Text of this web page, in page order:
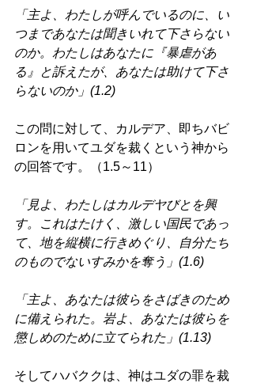
「主よ、わたしが呼んでいるのに、い
つまであなたは聞きいれて下さらない
のか。わたしはあなたに『暴虐があ
る』と訴えたが、あなたは助けて下さ
らないのか」(1.2)
この問に対して、カルデア、即ちバビ
ロンを用いてユダを裁くという神から
の回答です。（1.5～11）
「見よ、わたしはカルデヤびとを興
す。これはたけく、激しい国民であっ
て、地を縦横に行きめぐり、自分たち
のものでないすみかを奪う」(1.6)
「主よ、あなたは彼らをさばきのため
に備えられた。岩よ、あなたは彼らを
懲しめのために立てられた」(1.13)
そしてハバククは、神はユダの罪を裁